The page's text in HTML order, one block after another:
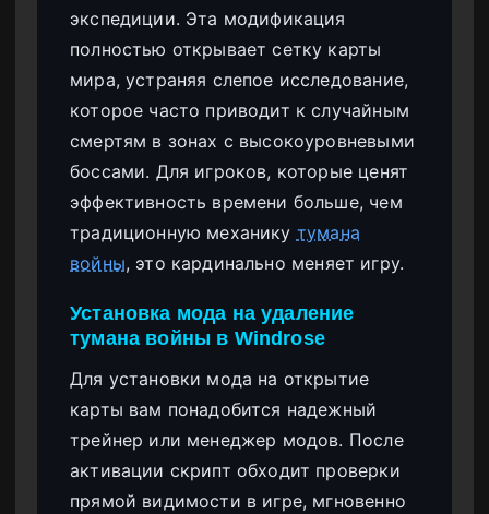
экспедиции. Эта модификация
полностью открывает сетку карты
мира, устраняя слепое исследование,
которое часто приводит к случайным
смертям в зонах с высокоуровневыми
боссами. Для игроков, которые ценят
эффективность времени больше, чем
традиционную механику тумана
войны, это кардинально меняет игру.
Установка мода на удаление
тумана войны в Windrose
Для установки мода на открытие
карты вам понадобится надежный
трейнер или менеджер модов. После
активации скрипт обходит проверки
прямой видимости в игре, мгновенно